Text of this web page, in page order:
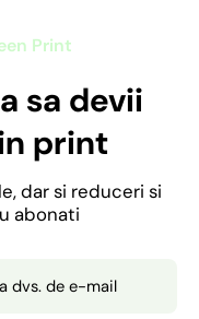
Print
sa devii
print
dar si reduceri si
abonati
dvs. de e-mail